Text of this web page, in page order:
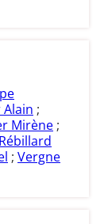
;
Mirène ;
Rébillard
; Vergne